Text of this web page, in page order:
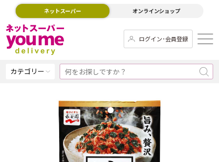
ネットスーパー オンラインショップ
ログイン･会員登録
カテゴリー